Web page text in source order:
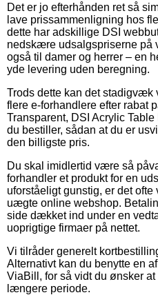
Det er jo efterhånden ret så
lave prissammenligning hos
dette har adskillige DSI
nedskære udsalgspriserne på
også til damer og herrer – en
yde levering uden beregning.
Trods dette kan det stadigvæk
flere e-forhandlere efter rabat
Transparent, DSI Acrylic
du bestiller, sådan at du er
den billigste pris.
Du skal imidlertid være så
forhandler et produkt for en
uforståeligt gunstig, er det
uægte online webshop.
side dækket ind under en
uoprigtige firmaer på nettet.
Vi tilråder generelt
Alternativt kan du benytte en
ViaBill, for så vidt du ønsker
længere periode.